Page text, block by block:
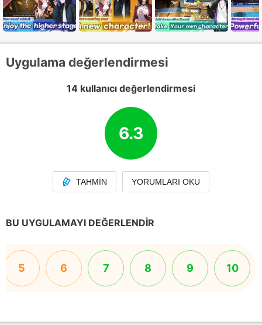
Uygulama değerlendirmesi
14 kullanıcı değerlendirmesi
6.3
TAHMIN YORUMLARI OKU
BU UYGULAMAYI DEĞERLENDIR
5 6 7 8 9 10